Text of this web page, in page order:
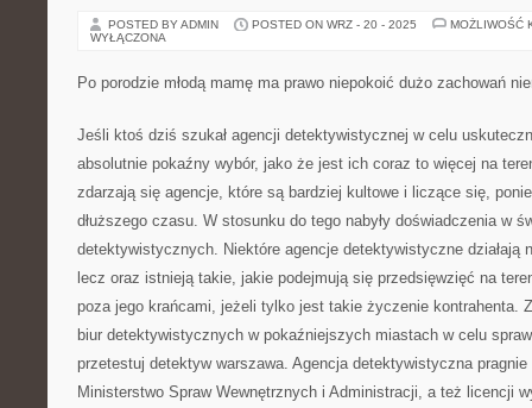
POSTED BY ADMIN POSTED ON WRZ - 20 - 2025
MOŻLIWOŚĆ
WYŁĄCZONA
Po porodzie młodą mamę ma prawo niepokoić dużo zachowań
Jeśli ktoś dziś szukał agencji detektywistycznej w celu
absolutnie pokaźny wybór, jako że jest ich coraz to więcej na
zdarzają się agencje, które są bardziej kultowe i liczące się,
dłuższego czasu. W stosunku do tego nabyły doświadczenia w
detektywistycznych. Niektóre agencje detektywistyczne działają
lecz oraz istnieją takie, jakie podejmują się przedsięwzięć na
poza jego krańcami, jeżeli tylko jest takie życzenie kontrahenta.
biur detektywistycznych w pokaźniejszych miastach w celu
przetestuj detektyw warszawa. Agencja detektywistyczna
Ministerstwo Spraw Wewnętrznych i Administracji, a też licencji